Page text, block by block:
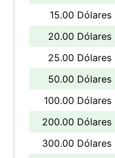
15.00 Dólares
20.00 Dólares
25.00 Dólares
50.00 Dólares
100.00 Dólares
200.00 Dólares
300.00 Dólares